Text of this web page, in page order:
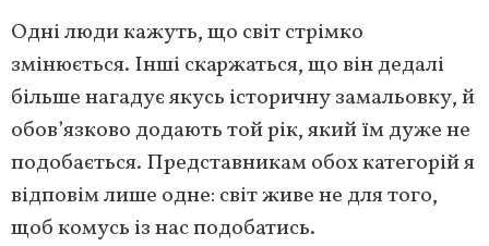
Одні люди кажуть, що світ стрімко
змінюється. Інші скаржаться, що він дедалі
більше нагадує якусь історичну замальовку, й
обов’язково додають той рік, який їм дуже не
подобається. Представникам обох категорій я
відповім лише одне: світ живе не для того,
щоб комусь із нас подобатись.